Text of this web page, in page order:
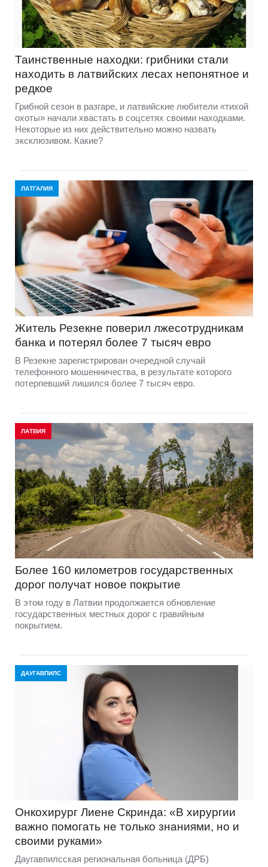
Таинственные находки: грибники стали
находить в латвийских лесах непонятное и
редкое
Грибной сезон в разгаре, и латвийские любители «тихой
охоты» начали хвастать в соцсетях своими находками.
Некоторые из них действительно можно назвать
эксклюзивом. Какие?
ЛАТГАЛИЯ
Житель Резекне поверил лжесотрудникам
банка и потерял более 7 тысяч евро
В Резекне зарегистрирован очередной случай
телефонного мошенничества, в результате которого
потерпевший лишился более 7 тысяч евро.
ЛАТВИЯ
Более 160 километров государственных
дорог получат новое покрытие
В этом году в Латвии продолжается обновление
государственных местных дорог с гравийным
покрытием.
ДАУГАВПИЛС
Онкохирург Лиене Скринда: «В хирургии
важно помогать не только знаниями, но и
своими руками»
Даугавпилсская региональная больница (ДРБ)